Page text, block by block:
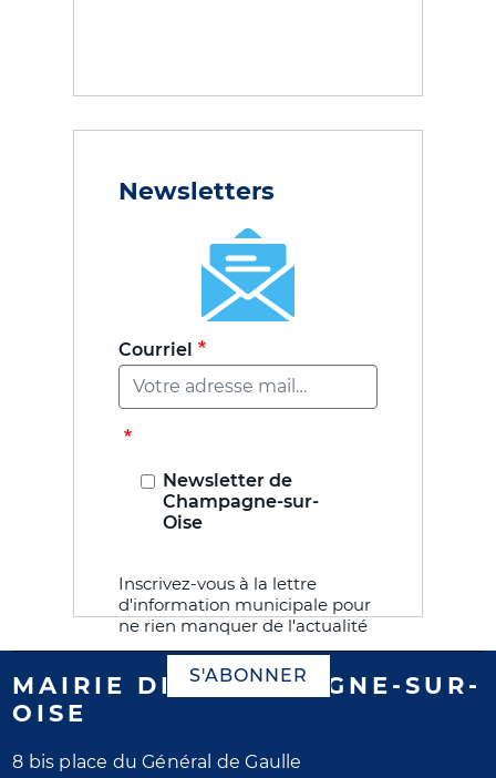
Newsletters
Courriel
Newsletter de
Champagne-sur-
Oise
Inscrivez-vous à la lettre
d'information municipale pour
ne rien manquer de l'actualité
S'ABONNER
MAIRIE DE CHAMPAGNE-SUR-
OISE
8 bis place du Général de Gaulle